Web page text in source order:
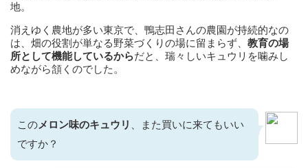
地。
消えゆく農地が多い東京で、鴨志田さんの農園が持続的なの
は、畑の役割が単なる野菜づくりの場に留まらず、 教育の場
所として機能しているからだと、瑞々しいキュウリを噛みし
めながら頷くのでした。
このメロン味のキュウリ
、また買いに来てもいい
ですか？